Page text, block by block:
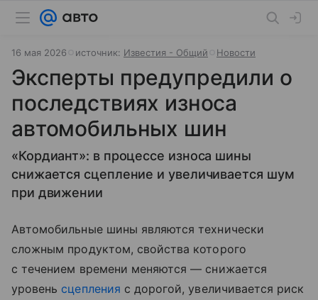
16 мая 2026 источник: Известия - Общий Новости
Эксперты предупредили о
последствиях износа
автомобильных шин
«Кордиант»: в процессе износа шины
снижается сцепление и увеличивается шум
при движении
Автомобильные шины являются технически
сложным продуктом, свойства которого
с течением времени меняются — снижается
уровень сцепления с дорогой, увеличивается риск